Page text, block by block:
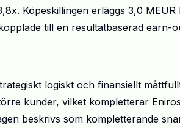
x. Köpeskillingen erläggs 3,0
till en resultatbaserad earn-
logiskt och finansiellt
kunder, vilket kompletterar
beskrivs som kompletterande